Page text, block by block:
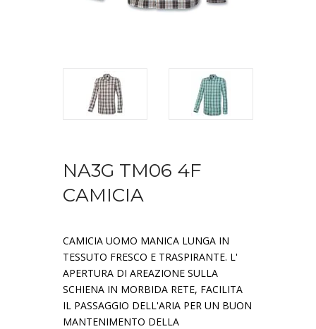
NA3G TM06 4F
CAMICIA
CAMICIA UOMO MANICA LUNGA IN
TESSUTO FRESCO E TRASPIRANTE. L'
APERTURA DI AREAZIONE SULLA
SCHIENA IN MORBIDA RETE, FACILITA
IL PASSAGGIO DELL'ARIA PER UN BUON
MANTENIMENTO DELLA